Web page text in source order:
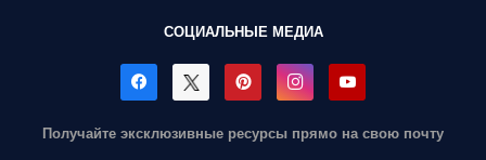
СОЦИАЛЬНЫЕ МЕДИА
Получайте эксклюзивные ресурсы прямо на свою почту